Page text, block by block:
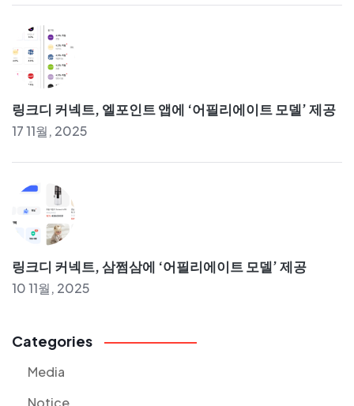
링크디 커넥트, 엘포인트 앱에 ‘어필리에이트 모델’ 제공
17 11월, 2025
링크디 커넥트, 삼쩜삼에 ‘어필리에이트 모델’ 제공
10 11월, 2025
Categories
Media
Notice